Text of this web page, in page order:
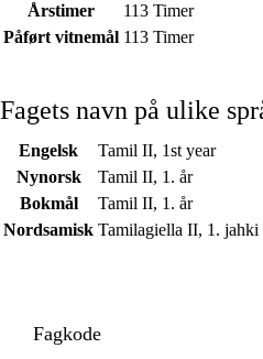
Årstimer
113 Timer
Påført vitnemål 113 Timer
Fagets navn på ulike
Engelsk
Tamil II, 1st year
Nynorsk
Tamil II, 1. år
Bokmål
Tamil II, 1. år
Nordsamisk Tamilagiella II, 1. jahki
Fagkode